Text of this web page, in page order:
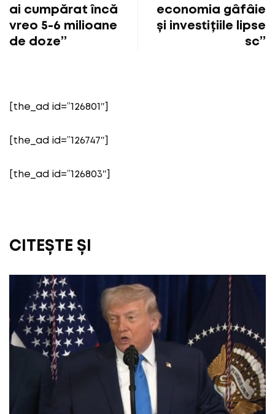
ai cumpărat încă
vreo 5-6 milioane
de doze”
economia gâfâie
și investițiile lipse
sc”
[the_ad id=”126801″]
[the_ad id=”126747″]
[the_ad id=”126803″]
CITEȘTE ȘI